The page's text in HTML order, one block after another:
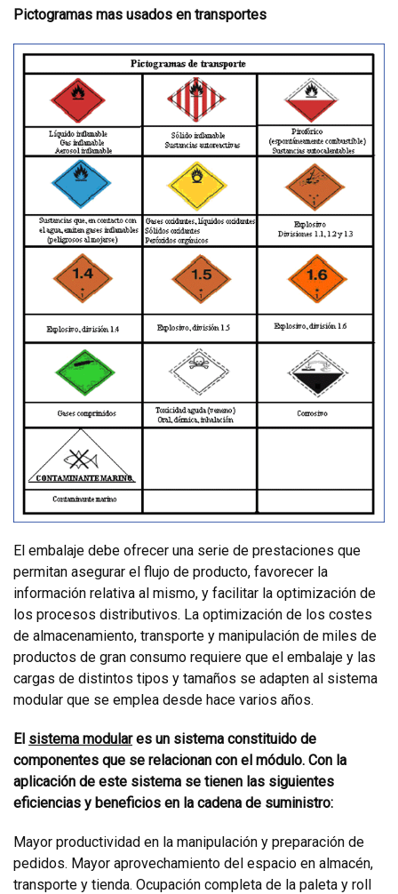
Pictogramas mas usados en transportes
El embalaje debe ofrecer una serie de prestaciones que
permitan asegurar el flujo de producto, favorecer la
información relativa al mismo, y facilitar la optimización de
los procesos distributivos. La optimización de los costes
de almacenamiento, transporte y manipulación de miles de
productos de gran consumo requiere que el embalaje y las
cargas de distintos tipos y tamaños se adapten al sistema
modular que se emplea desde hace varios años.
El sistema modulares un sistema constituido de
componentes que se relacionan con el módulo. Con la
aplicación de este sistema se tienen las siguientes
eficiencias y beneficios en la cadena de suministro:
Mayor productividad en la manipulación y preparación de
pedidos. Mayor aprovechamiento del espacio en almacén,
transporte y tienda. Ocupación completa de la paleta y roll